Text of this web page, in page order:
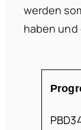
werden
haben und